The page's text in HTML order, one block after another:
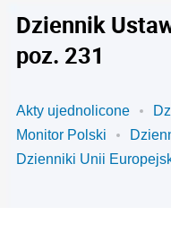
Dziennik
poz. 231
Akty ujednolicone
Monitor Polski
Dzienniki Unii